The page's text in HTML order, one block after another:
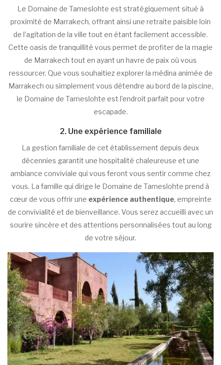
Le Domaine de Tameslohte est stratégiquement situé à
proximité de Marrakech, offrant ainsi une retraite paisible loin
de l’agitation de la ville tout en étant facilement accessible.
Cette oasis de tranquillité vous permet de profiter de la magie
de Marrakech tout en ayant un havre de paix où vous
ressourcer. Que vous souhaitiez explorer la médina animée de
Marrakech ou simplement vous détendre au bord de la piscine,
le Domaine de Tameslohte est l’endroit parfait pour votre
escapade.
2. Une expérience familiale
La gestion familiale de cet établissement depuis deux
décennies garantit une hospitalité chaleureuse et une
ambiance conviviale qui vous feront vous sentir comme chez
vous. La famille qui dirige le Domaine de Tameslohte prend à
cœur de vous offrir une expérience authentique, empreinte
de convivialité et de bienveillance. Vous serez accueilli avec un
sourire sincère et des attentions personnalisées tout au long
de votre séjour.